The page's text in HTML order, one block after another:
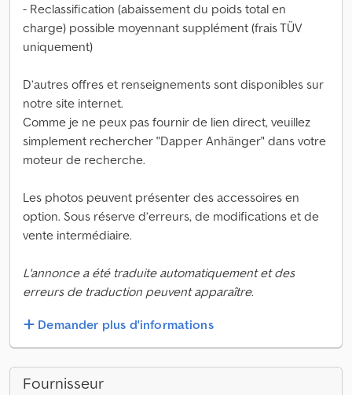
- Reclassification (abaissement du poids total en
charge) possible moyennant supplément (frais TÜV
uniquement)
D’autres offres et renseignements sont disponibles sur
notre site internet.
Comme je ne peux pas fournir de lien direct, veuillez
simplement rechercher "Dapper Anhänger" dans votre
moteur de recherche.
Les photos peuvent présenter des accessoires en
option. Sous réserve d’erreurs, de modifications et de
vente intermédiaire.
L'annonce a été traduite automatiquement et des
erreurs de traduction peuvent apparaître.
Demander plus d'informations
Fournisseur